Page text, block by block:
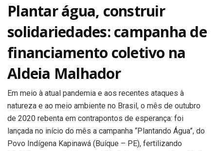
Plantar água, construir
solidariedades: campanha de
financiamento coletivo na
Aldeia Malhador
Em meio à atual pandemia e aos recentes ataques à
natureza e ao meio ambiente no Brasil, o mês de outubro
de 2020 rebenta em contrapontos de esperança: foi
lançada no início do mês a campanha “Plantando Água”, do
Povo Indígena Kapinawá (Buíque – PE), fertilizando